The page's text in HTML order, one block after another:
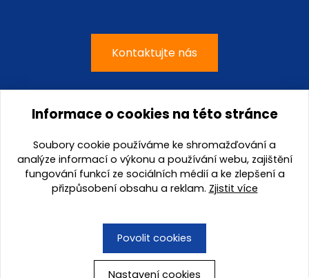
Informace o cookies na této stránce
Soubory cookie používáme ke shromažďování a
analýze informací o výkonu a používání webu, zajištění
fungování funkcí ze sociálních médií a ke zlepšení a
přizpůsobení obsahu a reklam. Zjistit více
Povolit cookies
Nastavení cookies
Kontaktujte nás
G-mont, s.r.o.
Kateřinská 4459 / 2a
695 01 Hodonín
tel.:+420 518 340 185
prodej@g-mont.cz